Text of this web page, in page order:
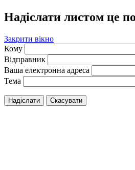
Надіслати листом це
Закрити вікно
Кому
Відправник
Ваша електронна адреса
Тема
Надіслати Скасувати